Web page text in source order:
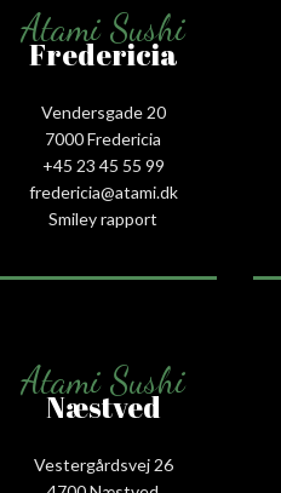
Atami Sushi
Fredericia
Vendersgade 20
7000 Fredericia
+45 23 45 55 99
fredericia@atami.dk
Smiley rapport
Atami Sushi
Næstved
Vestergårdsvej 26